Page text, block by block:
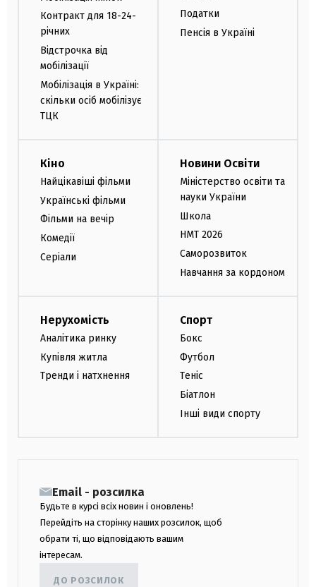
Контракт для 18-24-
річних
Відстрочка від
мобілізації
Мобілізація в Україні:
скільки осіб мобілізує
ТЦК
Податки
Пенсія в Україні
Кіно
Найцікавіші фільми
Українські фільми
Фільми на вечір
Комедії
Серіали
Новини Освіти
Міністерство освіти та
науки України
Школа
НМТ 2026
Саморозвиток
Навчання за кордоном
Нерухомість
Аналітика ринку
Купівля житла
Тренди і натхнення
Спорт
Бокс
Футбол
Теніс
Біатлон
Інші види спорту
Email - розсилка
Будьте в курсі всіх новин і оновлень!
Перейдіть на сторінку наших розсилок, щоб
обрати ті, що відповідають вашим
інтересам.
ДО РОЗСИЛОК